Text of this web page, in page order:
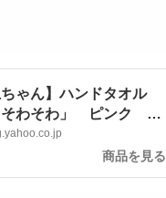
ちゃん】ハンドタオル
そわそわ」 ピンク か
子 日用品 ハンカチ
アートサロン和錆 -
ショッピング
商品を見る